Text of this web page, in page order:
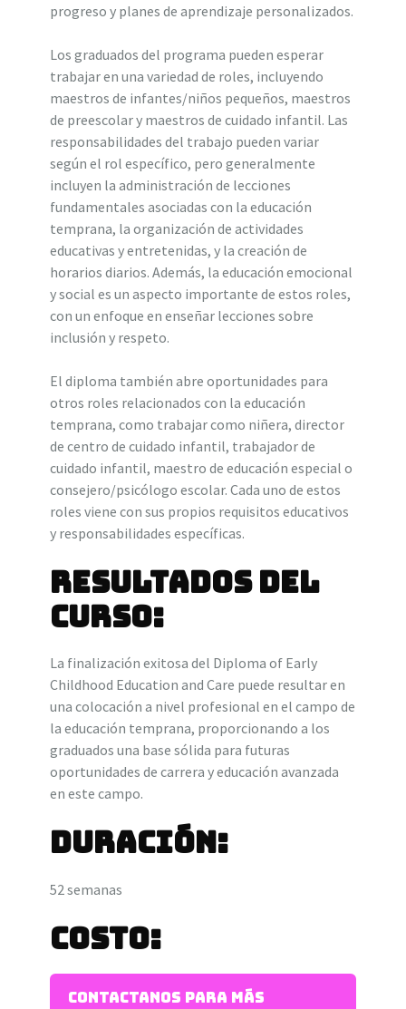
progreso y planes de aprendizaje personalizados.
Los graduados del programa pueden esperar
trabajar en una variedad de roles, incluyendo
maestros de infantes/niños pequeños, maestros
de preescolar y maestros de cuidado infantil. Las
responsabilidades del trabajo pueden variar
según el rol específico, pero generalmente
incluyen la administración de lecciones
fundamentales asociadas con la educación
temprana, la organización de actividades
educativas y entretenidas, y la creación de
horarios diarios. Además, la educación emocional
y social es un aspecto importante de estos roles,
con un enfoque en enseñar lecciones sobre
inclusión y respeto.
El diploma también abre oportunidades para
otros roles relacionados con la educación
temprana, como trabajar como niñera, director
de centro de cuidado infantil, trabajador de
cuidado infantil, maestro de educación especial o
consejero/psicólogo escolar. Cada uno de estos
roles viene con sus propios requisitos educativos
y responsabilidades específicas.
Resultados del
Curso:
La finalización exitosa del Diploma of Early
Childhood Education and Care puede resultar en
una colocación a nivel profesional en el campo de
la educación temprana, proporcionando a los
graduados una base sólida para futuras
oportunidades de carrera y educación avanzada
en este campo.
Duración:
52 semanas
Costo:
Contactanos para más